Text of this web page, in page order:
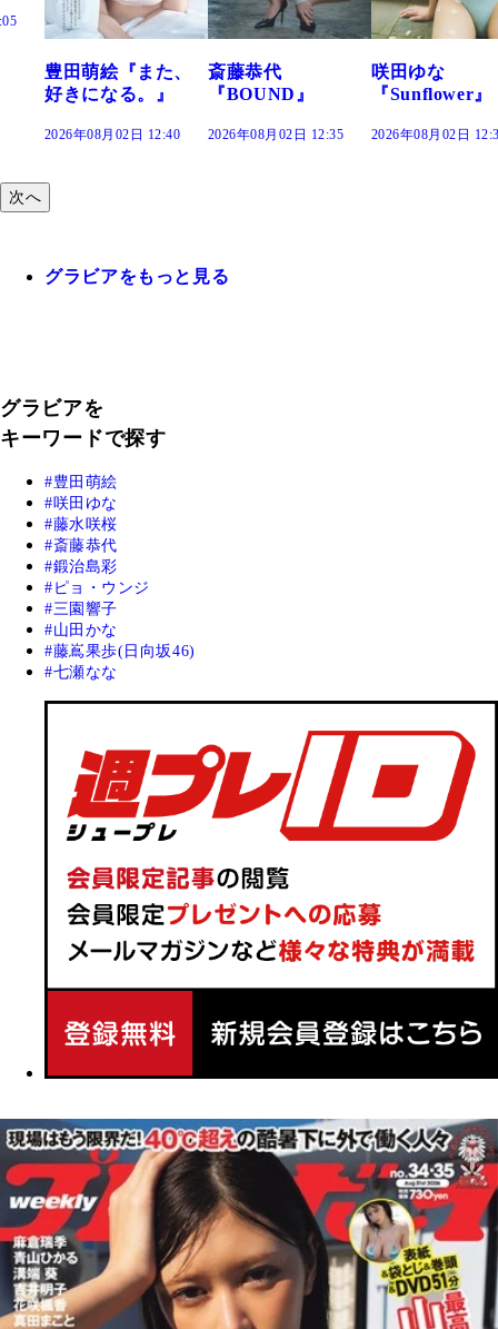
斎藤恭代
『BOUND』
2026年08月02日 12:35
咲田ゆな
『Sunflower』
2026年08月02日 12:30
藤水咲桜『花
だまり』
2026年08月02日
次へ
グラビアをもっと見る
グラビアを
キーワードで探す
豊田萌絵
咲田ゆな
藤水咲桜
斎藤恭代
鍛治島彩
ピョ・ウンジ
三園響子
山田かな
藤嶌果歩(日向坂46)
七瀬なな